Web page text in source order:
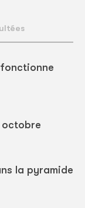
octobre
la pyramide